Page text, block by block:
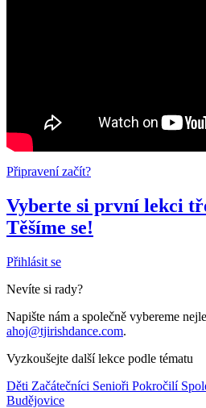
Připravení začít?
Vyberte si první lekci
Těšíme se!
Přihlásit se
Nevíte si rady?
Napište nám a společně vybereme
ahoj@tjirishdance.com.
Vyzkoušejte další lekce podle tématu
Děti Začátečníci Senioři Pokročilí
Budějovice